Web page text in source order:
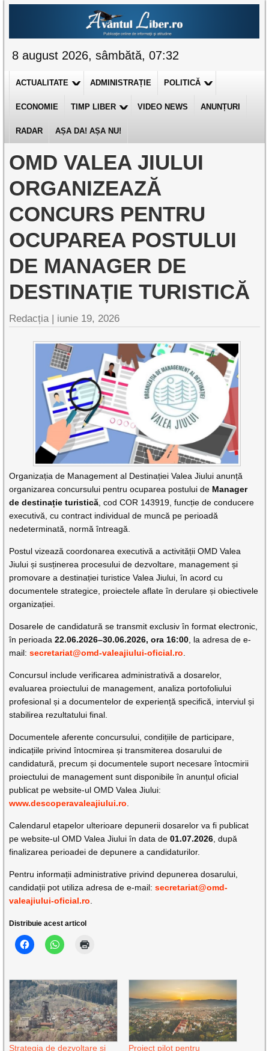
8 august 2026, sâmbătă, 07:32
ACTUALITATE ADMINISTRAȚIE POLITICĂ
ECONOMIE TIMP LIBER VIDEO NEWS ANUNȚURI
RADAR AȘA DA! AȘA NU!
OMD VALEA JIULUI
ORGANIZEAZĂ
CONCURS PENTRU
OCUPAREA POSTULUI
DE MANAGER DE
DESTINAȚIE TURISTICĂ
Redacția | iunie 19, 2026
Organizația de Management al Destinației Valea Jiului anunță
organizarea concursului pentru ocuparea postului de Manager
de destinație turistică , cod COR 143919, funcție de conducere
executivă, cu contract individual de muncă pe perioadă
nedeterminată, normă întreagă.
Postul vizează coordonarea executivă a activității OMD Valea
Jiului și susținerea procesului de dezvoltare, management și
promovare a destinației turistice Valea Jiului, în acord cu
documentele strategice, proiectele aflate în derulare și obiectivele
organizației.
Dosarele de candidatură se transmit exclusiv în format electronic,
în perioada22.06.2026–30.06.2026, ora 16:00 , la adresa de e-
mail:secretariat@omd-valeajiului-oficial.ro
Concursul include verificarea administrativă a dosarelor,
evaluarea proiectului de management, analiza portofoliului
profesional și a documentelor de experiență specifică, interviul și
stabilirea rezultatului final.
Documentele aferente concursului, condițiile de participare,
indicațiile privind întocmirea și transmiterea dosarului de
candidatură, precum și documentele suport necesare întocmirii
proiectului de management sunt disponibile în anunțul oficial
publicat pe website-ul OMD Valea Jiului:
www.descoperavaleajiului.ro
Calendarul etapelor ulterioare depunerii dosarelor va fi publicat
pe website-ul OMD Valea Jiului în data de01.07.2026 , după
finalizarea perioadei de depunere a candidaturilor.
Pentru informații administrative privind depunerea dosarului,
candidații pot utiliza adresa de e-mail:secretariat@omd-
valeajiului-oficial.ro
Distribuie acest articol
Strategia de dezvoltare și
Proiect pilot pentru